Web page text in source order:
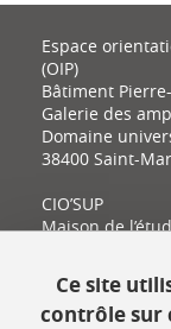
Espace
(OIP)
Bâtiment
Galerie des
Domaine
38400 Saint-
CIO’SUP
Maison de
26000 Valence
Ce site
contrôle sur